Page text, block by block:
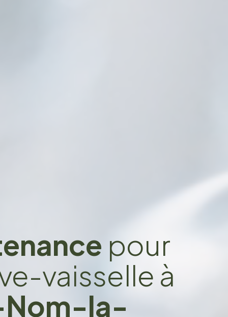
pour
vaisselle à
Nom-la-